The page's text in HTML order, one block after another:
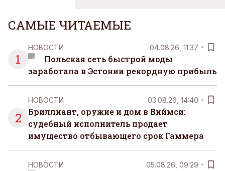
САМЫЕ ЧИТАЕМЫЕ
1
НОВОСТИ 04.08.26, 11:37
Польская сеть быстрой моды
заработала в Эстонии рекордную прибыль
2
НОВОСТИ 03.08.26, 14:40
Бриллиант, оружие и дом в Виймси:
судебный исполнитель продает
имущество отбывающего срок Гаммера
НОВОСТИ 05.08.26, 09:29